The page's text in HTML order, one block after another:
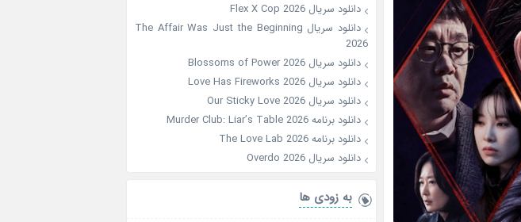
دانلود سریال Flex X Cop 2026
دانلود سریال The Affair Was Just the Beginning
2026
دانلود سریال Blossoms of Power 2026
دانلود سریال Love Has Fireworks 2026
دانلود سریال Our Sticky Love 2026
دانلود برنامه Murder Club: Liar’s Table 2026
دانلود برنامه The Love Lab 2026
دانلود سریال Overdo 2026
به زودی ها